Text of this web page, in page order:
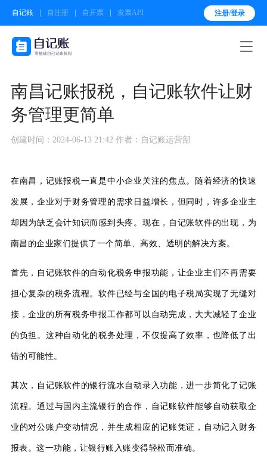
自记账 自注册 自开票 发票API 注册/登录

南昌记账报税，自记账软件让财
务管理更简单
创建时间：2024-06-13 21:42 作者：自记账运营部
在南昌，记账报税一直是中小企业关注的焦点。随着经济的快速
发展，企业对于财务管理的需求日益增长，但同时，许多企业主
却因为缺乏会计知识而感到头疼。现在，自记账软件的出现，为
南昌的企业家们提供了一个简单、高效、透明的解决方案。
首先，自记账软件的自动化税务申报功能，让企业主们不再需要
担心复杂的税务流程。软件已经与全国的电子税局实现了无缝对
接，企业的所有税务申报工作都可以自动完成，大大减轻了企业
的负担。这种自动化的税务处理，不仅提高了效率，也降低了出
错的可能性。
其次，自记账软件的银行流水自动录入功能，进一步简化了记账
流程。通过与国内主流银行的合作，自记账软件能够自动获取企
业的对公账户变动情况，并生成相应的记账凭证，自动记入财务
报表。这一功能，让银行账入账变得轻松而准确。